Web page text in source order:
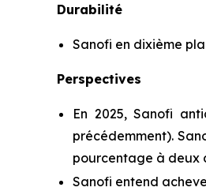
Durabilité
Sanofi en dixième
Perspectives
En 2025, Sanofi
précédemment).
pourcentage à deux
Sanofi entend